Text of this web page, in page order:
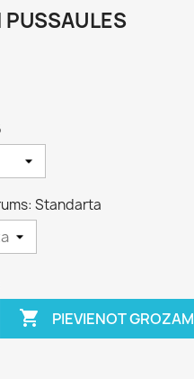
PUSSAULES
Standarta
 PIEVIENOT GROZAM